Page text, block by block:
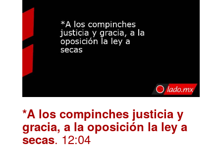
*A los compinches justicia y
gracia, a la oposición la ley a
secas. 12:04